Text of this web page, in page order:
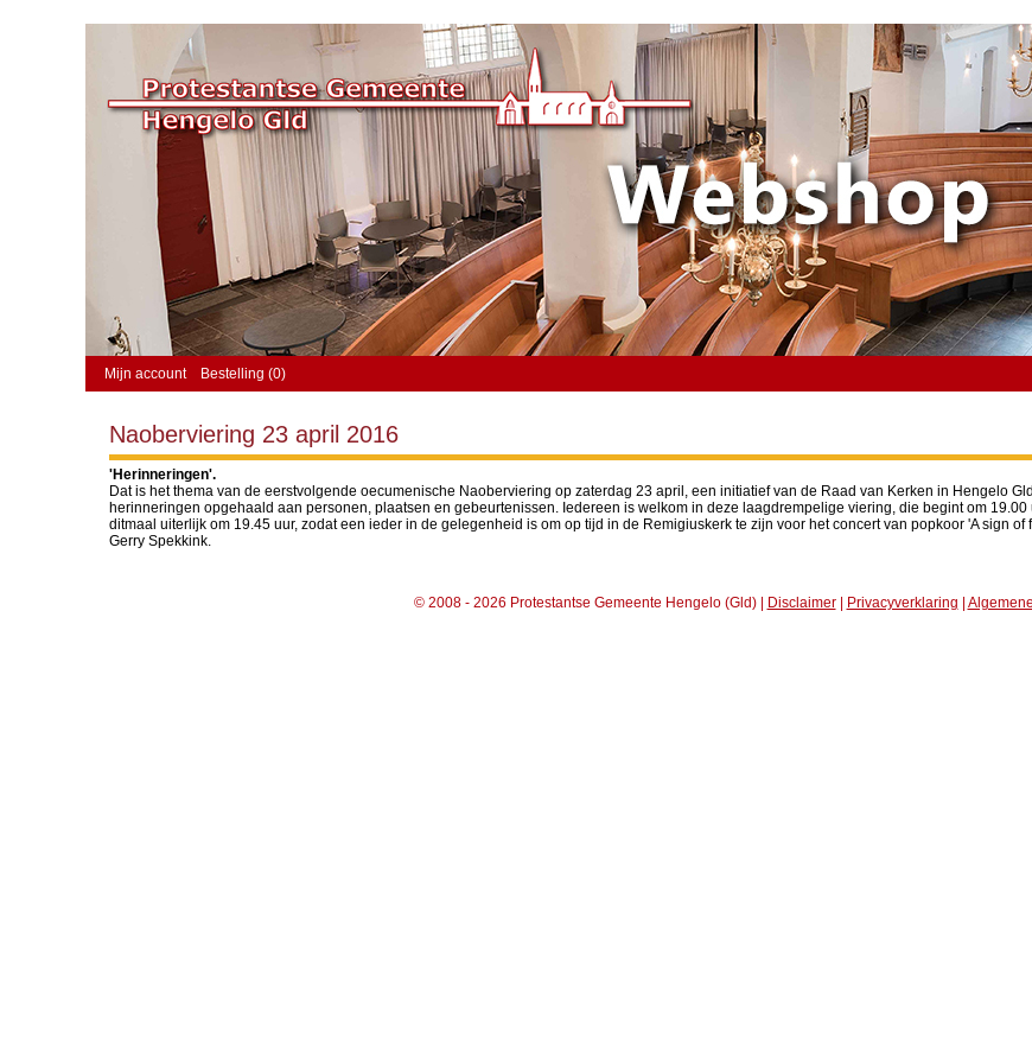
Mijn account Bestelling (0)
Naoberviering 23 april 2016
'Herinneringen'.
Dat is het thema van de eerstvolgende oecumenische Naoberviering op zaterdag 23 april, een initiatief van de Raad van Kerken in Hengelo
herinneringen opgehaald aan personen, plaatsen en gebeurtenissen. Iedereen is welkom in deze laagdrempelige viering, die begint om
ditmaal uiterlijk om 19.45 uur, zodat een ieder in de gelegenheid is om op tijd in de Remigiuskerk te zijn voor het concert van popkoor 'A sign of
Gerry Spekkink.
© 2008 - 2026 Protestantse Gemeente Hengelo (Gld) | Disclaimer| Privacyverklaring